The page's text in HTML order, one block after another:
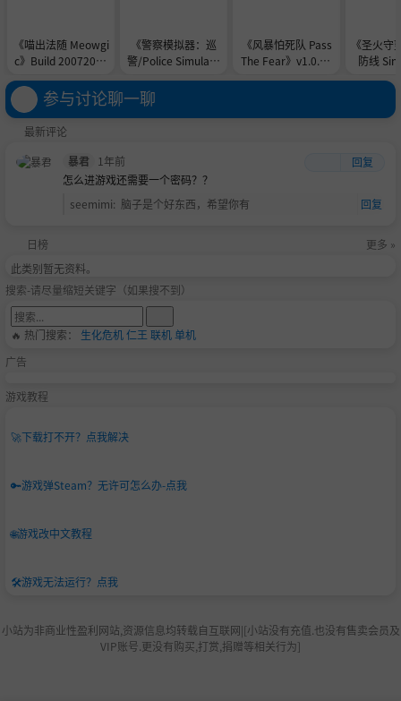
《喵出法随 Meowgi
c》Build 20072026
官中简体
《警察模拟器：巡
警/Police Simulato
22.3.2-0xdeadc0de
联机版官中简体
《风暴怕死队 Pass
The Fear》v1.0.48
《圣火守
防线
e联机
参与讨论聊一聊
最新评论
暴君
1年前
回复
怎么进游戏还需要一个密码？？
seemimi: 脑子是个好东西，希望你有 回复
日榜
更多 »
此类别暂无资料。
搜索-请尽量缩短关键字（如果搜不到）
🔥 热门搜索： 生化危机仁王 联机单机
广告
游戏教程
🚀下载打不开？点我解决
🔑游戏弹Steam？无许可怎么办-点我
🌐游戏改中文教程
🛠️游戏无法运行？点我
小站为非商业性盈利网站,资源信息均转载自互联网|[小站没有充值.也没有售卖会员及
VIP账号.更没有购买,打赏,捐赠等相关行为]